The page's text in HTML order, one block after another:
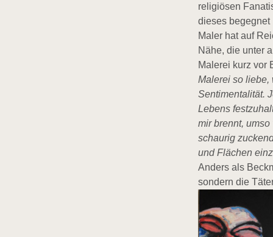
religiösen
dieses begegnet
Maler hat auf
Nähe, die unter
Malerei kurz vor
Malerei so liebe,
Sentimentalität.
Lebens
mir brennt,
schaurig
und Flächen
Anders als
sondern die